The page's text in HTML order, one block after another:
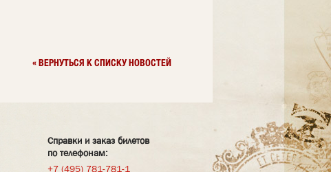
« ВЕРНУТЬСЯ К СПИСКУ НОВОСТЕЙ
Справки и заказ билетов
по телефонам:
+7 (495) 781-781-1